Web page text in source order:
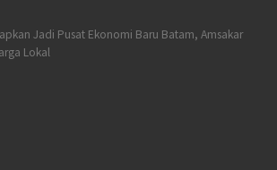
Jadi Pusat Ekonomi Baru Batam, Amsakar
Lokal